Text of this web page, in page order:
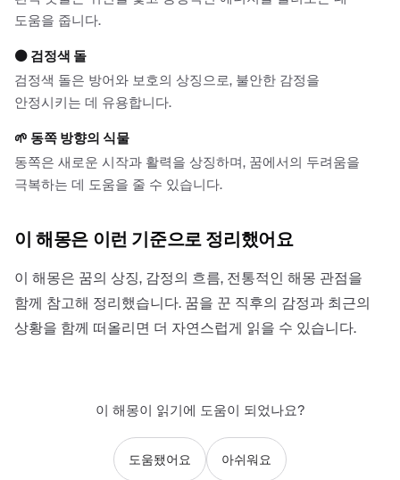
도움을 줍니다.
⚫ 검정색 돌
검정색 돌은 방어와 보호의 상징으로, 불안한 감정을
안정시키는 데 유용합니다.
🌱 동쪽 방향의 식물
동쪽은 새로운 시작과 활력을 상징하며, 꿈에서의 두려움을
극복하는 데 도움을 줄 수 있습니다.
이 해몽은 이런 기준으로 정리했어요
이 해몽은 꿈의 상징, 감정의 흐름, 전통적인 해몽 관점을
함께 참고해 정리했습니다. 꿈을 꾼 직후의 감정과 최근의
상황을 함께 떠올리면 더 자연스럽게 읽을 수 있습니다.
이 해몽이 읽기에 도움이 되었나요?
도움됐어요 아쉬워요